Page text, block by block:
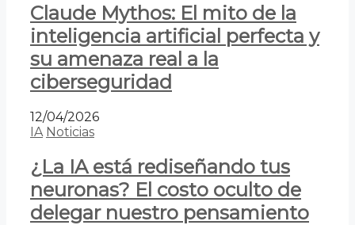
Claude Mythos: El mito de la
inteligencia artificial perfecta y
su amenaza real a la
ciberseguridad
12/04/2026
IA Noticias
¿La IA está rediseñando tus
neuronas? El costo oculto de
delegar nuestro pensamiento